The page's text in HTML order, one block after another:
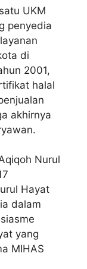
UKM
penyedia
di
2001,
halal
akhirnya
Nurul
Hayat
dalam
yang
MIHAS